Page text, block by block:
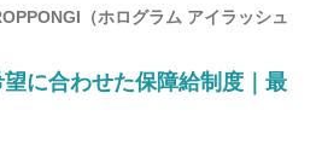
（ホログラム アイラッシュ
に合わせた保障給制度｜最